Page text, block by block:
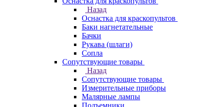
Назад
Оснастка для краскопультов
Баки нагнетательные
Бачки
Рукава (шлаги)
Сопла
Сопутствующие товары
Назад
Сопутствующие товары
Измерительные приборы
Малярные лампы
Подъемники